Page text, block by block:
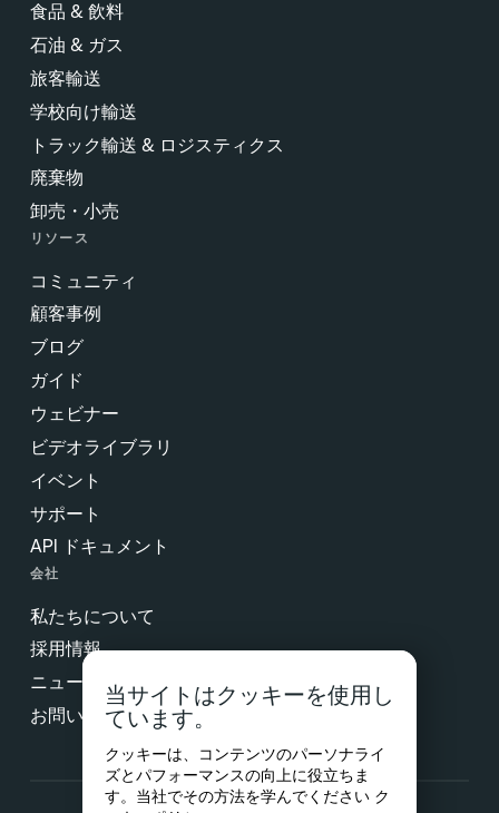
食品 & 飲料
石油 & ガス
旅客輸送
学校向け輸送
トラック輸送 & ロジスティクス
廃棄物
卸売・小売
リソース
コミュニティ
顧客事例
ブログ
ガイド
ウェビナー
ビデオライブラリ
イベント
サポート
API ドキュメント
会社
私たちについて
採用情報
ニュース & プレス
お問い合わせ
当サイトはクッキーを使用し
ています。
クッキーは、コンテンツのパーソナライ
ズとパフォーマンスの向上に役立ちま
す。当社でその方法を学んでください ク